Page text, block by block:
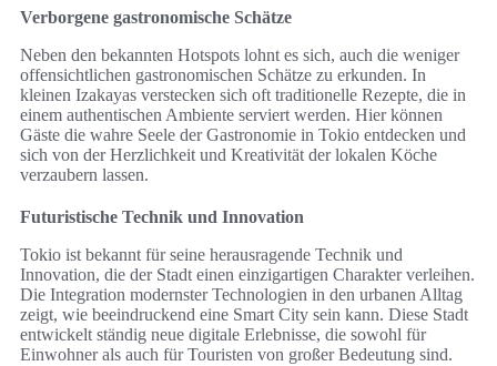
Verborgene gastronomische Schätze
Neben den bekannten Hotspots lohnt es sich, auch die weniger
offensichtlichen gastronomischen Schätze zu erkunden. In
kleinen Izakayas verstecken sich oft traditionelle Rezepte, die in
einem authentischen Ambiente serviert werden. Hier können
Gäste die wahre Seele der Gastronomie in Tokio entdecken und
sich von der Herzlichkeit und Kreativität der lokalen Köche
verzaubern lassen.
Futuristische Technik und Innovation
Tokio ist bekannt für seine herausragende Technik und
Innovation, die der Stadt einen einzigartigen Charakter verleihen.
Die Integration modernster Technologien in den urbanen Alltag
zeigt, wie beeindruckend eine Smart City sein kann. Diese Stadt
entwickelt ständig neue digitale Erlebnisse, die sowohl für
Einwohner als auch für Touristen von großer Bedeutung sind.